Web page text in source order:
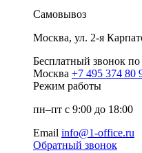
Самовывоз
Москва, ул. 2-я
Бесплатный звонок
Москва +7 495 374 80
Режим работы
пн–пт с 9:00 до 18:00
Email info@1-office.ru
Обратный звонок